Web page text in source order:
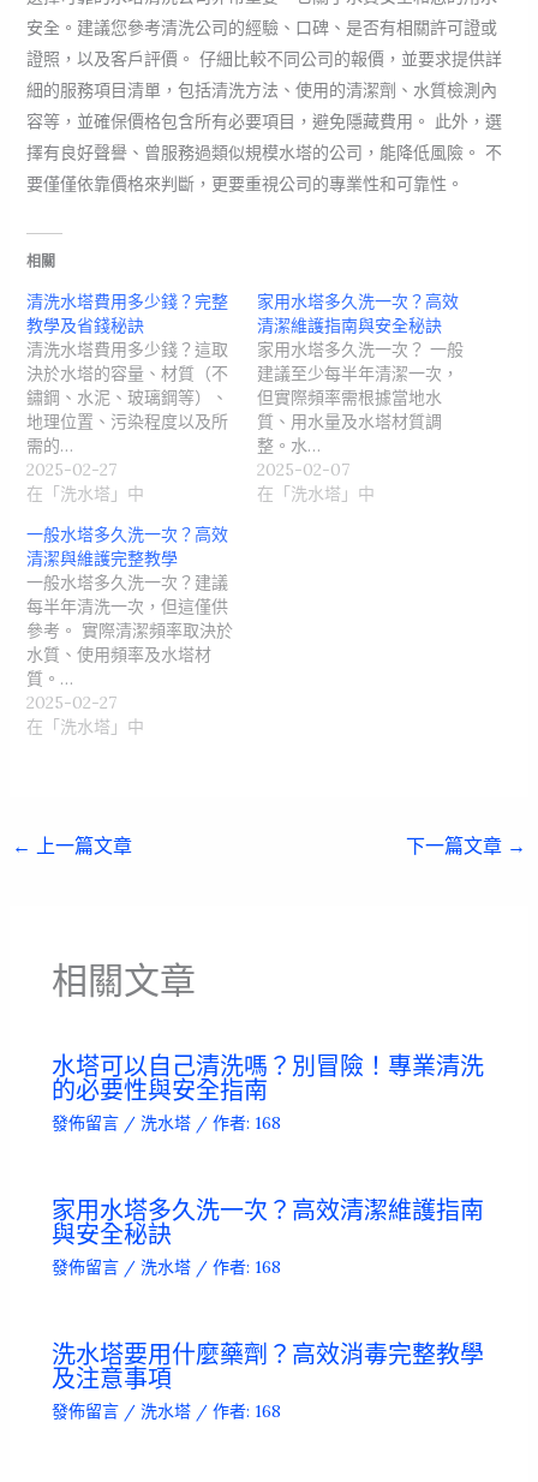
安全。建議您參考清洗公司的經驗、口碑、是否有相關許可證或
證照，以及客戶評價。 仔細比較不同公司的報價，並要求提供詳
細的服務項目清單，包括清洗方法、使用的清潔劑、水質檢測內
容等，並確保價格包含所有必要項目，避免隱藏費用。 此外，選
擇有良好聲譽、曾服務過類似規模水塔的公司，能降低風險。 不
要僅僅依靠價格來判斷，更要重視公司的專業性和可靠性。
相關
清洗水塔費用多少錢？完整
教學及省錢秘訣
清洗水塔費用多少錢？這取
決於水塔的容量、材質（不
鏽鋼、水泥、玻璃鋼等）、
地理位置、污染程度以及所
需的…
2025-02-27
在「洗水塔」中
家用水塔多久洗一次？高效
清潔維護指南與安全秘訣
家用水塔多久洗一次？ 一般
建議至少每半年清潔一次，
但實際頻率需根據當地水
質、用水量及水塔材質調
整。水…
2025-02-07
在「洗水塔」中
一般水塔多久洗一次？高效
清潔與維護完整教學
一般水塔多久洗一次？建議
每半年清洗一次，但這僅供
參考。 實際清潔頻率取決於
水質、使用頻率及水塔材
質。…
2025-02-27
在「洗水塔」中
← 上一篇文章 下一篇文章 →
相關文章
水塔可以自己清洗嗎？別冒險！專業清洗
的必要性與安全指南
發佈留言 / 洗水塔/ 作者: 168
家用水塔多久洗一次？高效清潔維護指南
與安全秘訣
發佈留言 / 洗水塔/ 作者: 168
洗水塔要用什麼藥劑？高效消毒完整教學
及注意事項
發佈留言 / 洗水塔/ 作者: 168